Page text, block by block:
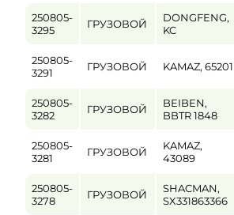
250805-
3295
ГРУЗОВОЙ
DONGFENG,
KC
250805-
3291
ГРУЗОВОЙ KAMAZ, 65201
250805-
3282
ГРУЗОВОЙ
BEIBEN,
BBTR 1848
250805-
3281
ГРУЗОВОЙ
KAMAZ,
43089
250805-
3278
ГРУЗОВОЙ
SHACMAN,
SX331863366